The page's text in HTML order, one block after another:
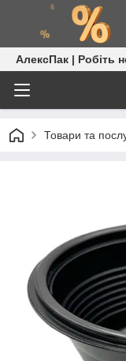
АлексПак | Робіть
Товари та